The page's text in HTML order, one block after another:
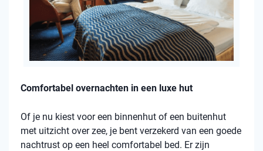
Comfortabel overnachten in een luxe hut
Of je nu kiest voor een binnenhut of een buitenhut
met uitzicht over zee, je bent verzekerd van een goede
nachtrust op een heel comfortabel bed. Er zijn